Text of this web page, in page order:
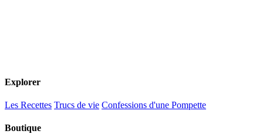
Explorer
Les Recettes Trucs de vie Confessions d'une Pompette
Boutique